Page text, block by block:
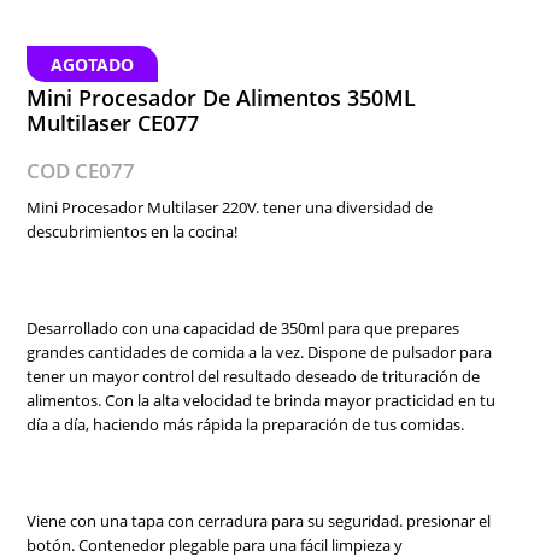
AGOTADO
Mini Procesador De Alimentos 350ML
Multilaser CE077
COD CE077
Mini Procesador Multilaser 220V. tener una diversidad de
descubrimientos en la cocina!
Desarrollado con una capacidad de 350ml para que prepares
grandes cantidades de comida a la vez. Dispone de pulsador para
tener un mayor control del resultado deseado de trituración de
alimentos. Con la alta velocidad te brinda mayor practicidad en tu
día a día, haciendo más rápida la preparación de tus comidas.
Viene con una tapa con cerradura para su seguridad. presionar el
botón. Contenedor plegable para una fácil limpieza y